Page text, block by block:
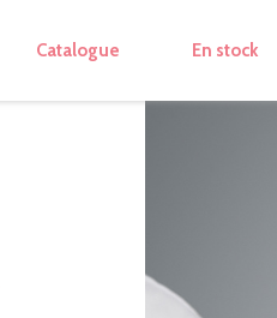
Catalogue En stock